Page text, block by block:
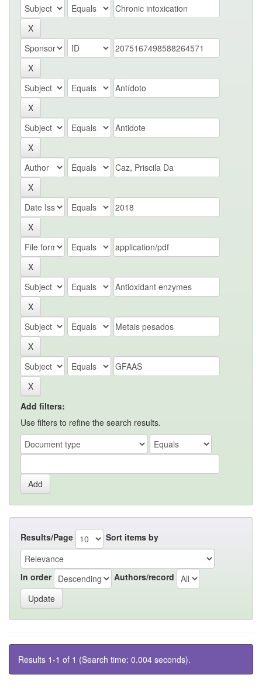
Add filters:
Use filters to refine the search results.
Results/Page Sort items by
In order Authors/record
Results 1-1 of 1 (Search time: 0.004 seconds).